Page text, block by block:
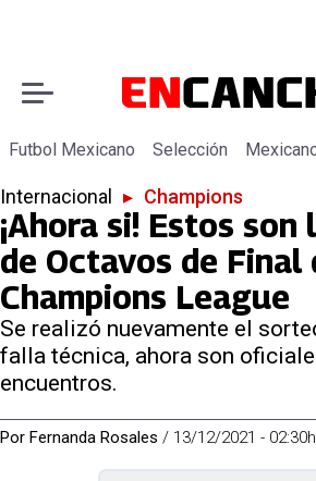
Futbol Mexicano Selección
Internacional ▸ Champions
¡Ahora si! Estos son
de Octavos de Final
Champions League
Se realizó nuevamente el
falla técnica, ahora son
encuentros.
Por Fernanda Rosales / 13/12/2021 -